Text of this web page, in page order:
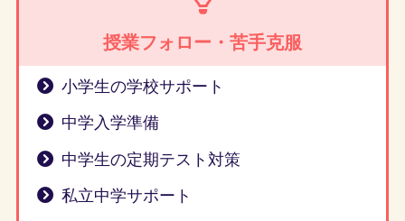
授業フォロー・苦手克服
小学生の学校サポート
中学入学準備
中学生の定期テスト対策
私立中学サポート